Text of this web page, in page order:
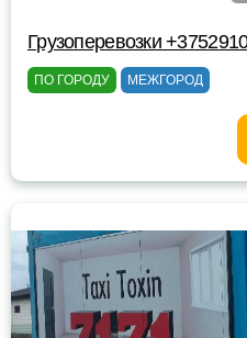
Грузоперевозки
ПО ГОРОДУ МЕЖГОРОД